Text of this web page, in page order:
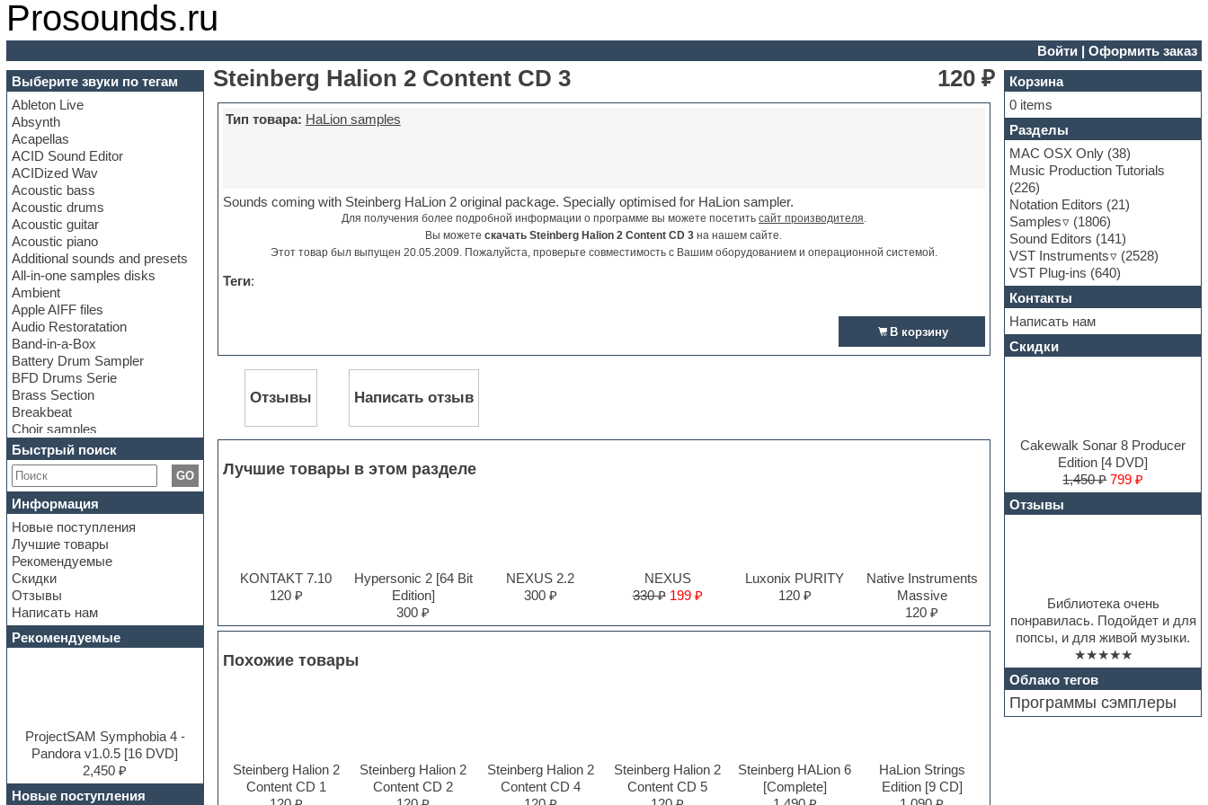
Prosounds.ru
Войти |Оформить заказ
Выберите звуки по тегам
Ableton Live
Absynth
Acapellas
ACID Sound Editor
ACIDized Wav
Acoustic bass
Acoustic drums
Acoustic guitar
Acoustic piano
Additional sounds and presets
All-in-one samples disks
Ambient
Apple AIFF files
Audio Restoratation
Band-in-a-Box
Battery Drum Sampler
BFD Drums Serie
Brass Section
Breakbeat
Choir samples
Chris Hein Samples
Cinematic samples
Club bass
Club leads
Club sounds
Construction kits
Convolution
Cubase
Dance drums
Dance music production
tutorials
DAW
Disco samples
Dubstep
E-MU Samples
Electric bass
Electric guitar
Быстрый поиск
GO
Информация
Новые поступления
Лучшие товары
Рекомендуемые
Скидки
Отзывы
Написать нам
Рекомендуемые
ProjectSAM Symphobia 4 -
Pandora v1.0.5 [16 DVD]
2,450 ₽
Новые поступления
Steinberg Halion 2 Content CD 3 120 ₽
Тип товара: HaLion samples
Sounds coming with Steinberg HaLion 2 original package. Specially optimised for HaLion sampler.
Для получения более подробной информации о программе вы можете посетить сайт производителя.
Вы можетескачать Steinberg Halion 2 Content CD 3 на нашем сайте.
Этот товар был выпущен 20.05.2009. Пожалуйста, проверьте совместимость с Вашим оборудованием и операционной системой.
Теги:
В корзину
Отзывы Написать отзыв
Лучшие товары в этом разделе
KONTAKT 7.10
120 ₽
Hypersonic 2 [64 Bit
Edition]
300 ₽
NEXUS 2.2
300 ₽
NEXUS
330 ₽ 199 ₽
Luxonix PURITY
120 ₽
Native Instruments
Massive
120 ₽
Похожие товары
Steinberg Halion 2
Content CD 1
Steinberg Halion 2
Content CD 2
Steinberg Halion 2
Content CD 4
Steinberg Halion 2
Content CD 5
Steinberg HALion 6
[Complete]
HaLion Strings
Edition [9 CD]
Корзина
0 items
Разделы
MAC OSX Only (38)
Music Production Tutorials
(226)
Notation Editors (21)
Samples
(1806)
Sound Editors (141)
VST Instruments
(2528)
VST Plug-ins (640)
Контакты
Написать нам
Скидки
Cakewalk Sonar 8 Producer
Edition [4 DVD]
1,450 ₽ 799 ₽
Отзывы
Библиотека очень
понравилась. Подойдет и для
попсы, и для живой музыки.
★★★★★
Облако тегов
Программы сэмплеры